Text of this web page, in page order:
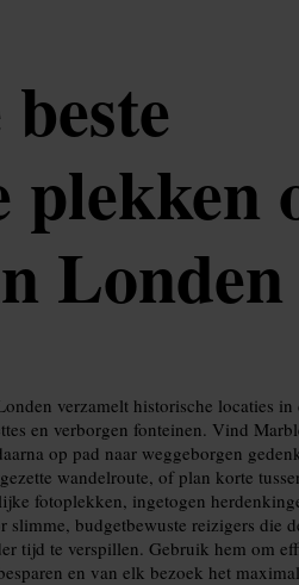
plekken
Londen
verzamelt historische locaties in
en verborgen fonteinen. Vind
op pad naar weggeborgen
wandelroute, of plan korte
fotoplekken, ingetogen
budgetbewuste reizigers die
tijd te verspillen. Gebruik hem om
en van elk bezoek het